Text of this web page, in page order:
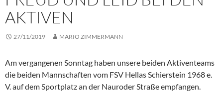
AKTIVEN
27/11/2019 MARIO ZIMMERMANN
Am vergangenen Sonntag haben unsere beiden Aktiventeams
die beiden Mannschaften vom FSV Hellas Schierstein 1968 e.
V. auf dem Sportplatz an der Nauroder Straße empfangen.